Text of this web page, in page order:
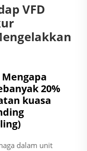
VFD
20%
kuasa
dalam unit